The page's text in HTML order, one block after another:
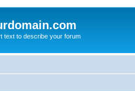
text to describe your forum